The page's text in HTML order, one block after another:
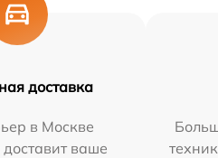
доставка
в Москве
доставит ваше